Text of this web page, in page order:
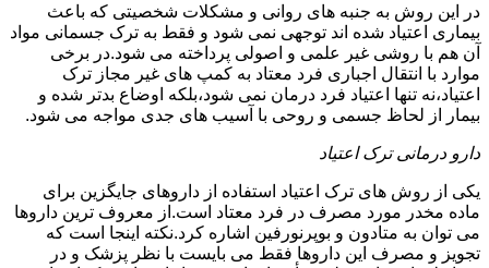
در این روش به جنبه های روانی و مشکلات شخصیتی که باعث
بیماری اعتیاد شده اند توجهی نمی شود و فقط به ترک جسمانی مواد
آن هم با روشی غیر علمی و اصولی پرداخته می شود.در برخی
موارد با انتقال اجباری فرد معتاد به کمپ های غیر مجاز ترک
اعتیاد،نه تنها اعتیاد فرد درمان نمی شود،بلکه اوضاع بدتر شده و
بیمار از لحاظ جسمی و روحی با آسیب های جدی مواجه می شود.
دارو درمانی ترک اعتیاد
یکی از روش های ترک اعتیاد استفاده از داروهای جایگزین برای
ماده مخدر مورد مصرف در فرد معتاد است.از معروف ترین داروها
می توان به متادون و بوپرنورفین اشاره کرد.نکته اینجا است که
تجویز و مصرف این داروها فقط می بایست با نظر پزشک و در